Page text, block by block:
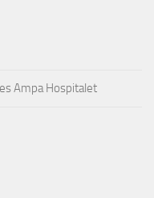
Ampa Hospitalet